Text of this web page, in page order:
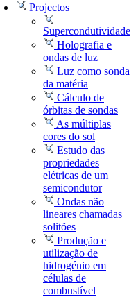
Projectos
Supercondutividade
Holografia e
ondas de luz
Luz como sonda
da matéria
Cálculo de
órbitas de sondas
As múltiplas
cores do sol
Estudo das
propriedades
elétricas de um
semicondutor
Ondas não
lineares chamadas
solitões
Produção e
utilização de
hidrogénio em
células de
combustível